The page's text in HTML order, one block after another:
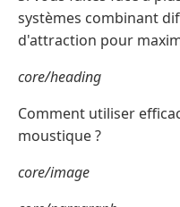
systèmes combinant
d'attraction pour
core/heading
Comment utiliser
moustique ?
core/image